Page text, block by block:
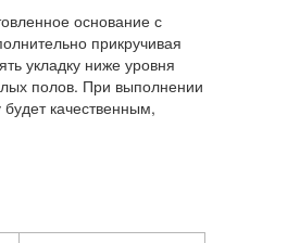
основание с
прикручивая
укладку ниже уровня
полов. При выполнении
качественным,